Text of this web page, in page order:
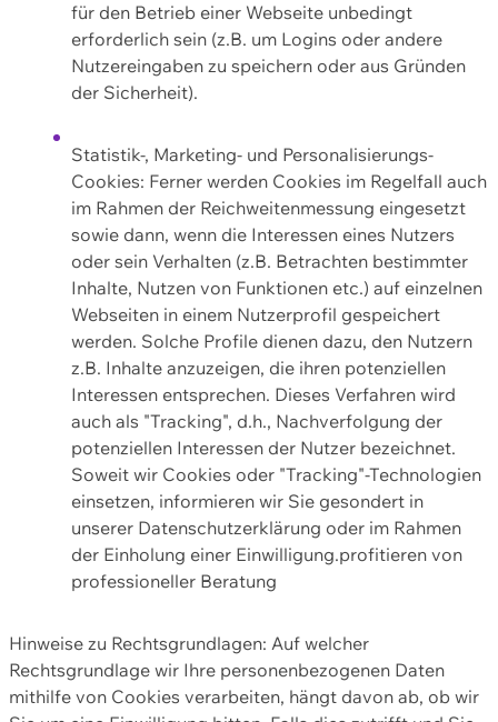
für den Betrieb einer Webseite unbedingt
erforderlich sein (z.B. um Logins oder andere
Nutzereingaben zu speichern oder aus Gründen
der Sicherheit).
Statistik-, Marketing- und Personalisierungs-
Cookies: Ferner werden Cookies im Regelfall auch
im Rahmen der Reichweitenmessung eingesetzt
sowie dann, wenn die Interessen eines Nutzers
oder sein Verhalten (z.B. Betrachten bestimmter
Inhalte, Nutzen von Funktionen etc.) auf einzelnen
Webseiten in einem Nutzerprofil gespeichert
werden. Solche Profile dienen dazu, den Nutzern
z.B. Inhalte anzuzeigen, die ihren potenziellen
Interessen entsprechen. Dieses Verfahren wird
auch als "Tracking", d.h., Nachverfolgung der
potenziellen Interessen der Nutzer bezeichnet.
Soweit wir Cookies oder "Tracking"-Technologien
einsetzen, informieren wir Sie gesondert in
unserer Datenschutzerklärung oder im Rahmen
der Einholung einer Einwilligung.profitieren von
professioneller Beratung
Hinweise zu Rechtsgrundlagen: Auf welcher
Rechtsgrundlage wir Ihre personenbezogenen Daten
mithilfe von Cookies verarbeiten, hängt davon ab, ob wir